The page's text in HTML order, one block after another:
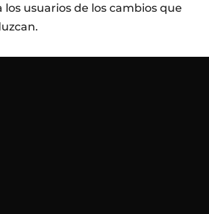
usuarios de los cambios que